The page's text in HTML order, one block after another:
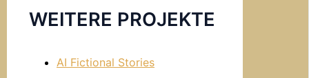
WEITERE PROJEKTE
AI Fictional Stories